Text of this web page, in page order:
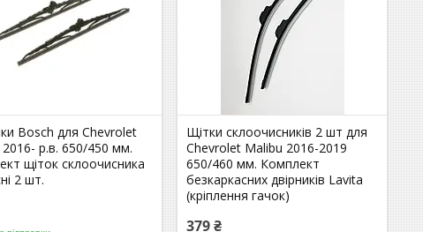
Bosch для Chevrolet
р.в. 650/450 мм.
щіток склоочисника
2 шт.
Щітки склоочисників 2 шт для
Chevrolet Malibu 2016-2019
650/460 мм. Комплект
безкаркасних двірників Lavita
(кріплення гачок)
379 ₴